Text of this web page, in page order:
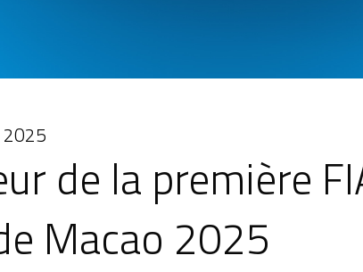
2025
de la première
Macao 2025